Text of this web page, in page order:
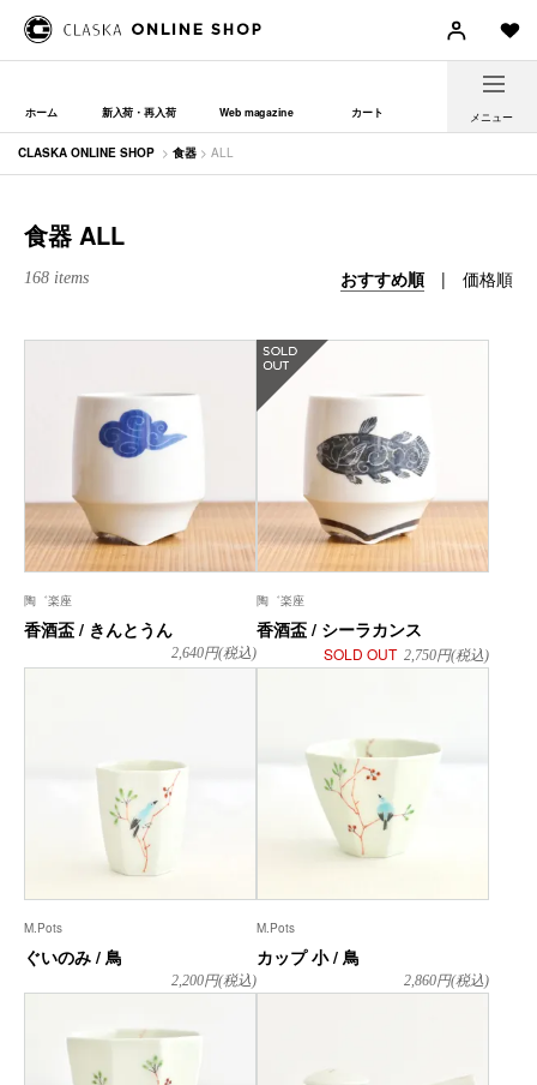
ホーム 新入荷・再入荷 Web magazine カート メニュー
CLASKA ONLINE SHOP > 食器 > ALL
食器 ALL
おすすめ順 | 価格順
168 items
陶゛楽座
香酒盃 / きんとうん
2,640円(税込)
陶゛楽座
香酒盃 / シーラカンス
SOLD OUT 2,750円(税込)
M.Pots
ぐいのみ / 鳥
2,200円(税込)
M.Pots
カップ 小 / 鳥
2,860円(税込)